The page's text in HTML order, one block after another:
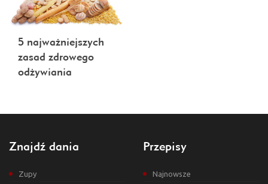
5 najważniejszych
zasad zdrowego
odżywiania
Znajdź dania
Zupy
Przepisy
Najnowsze